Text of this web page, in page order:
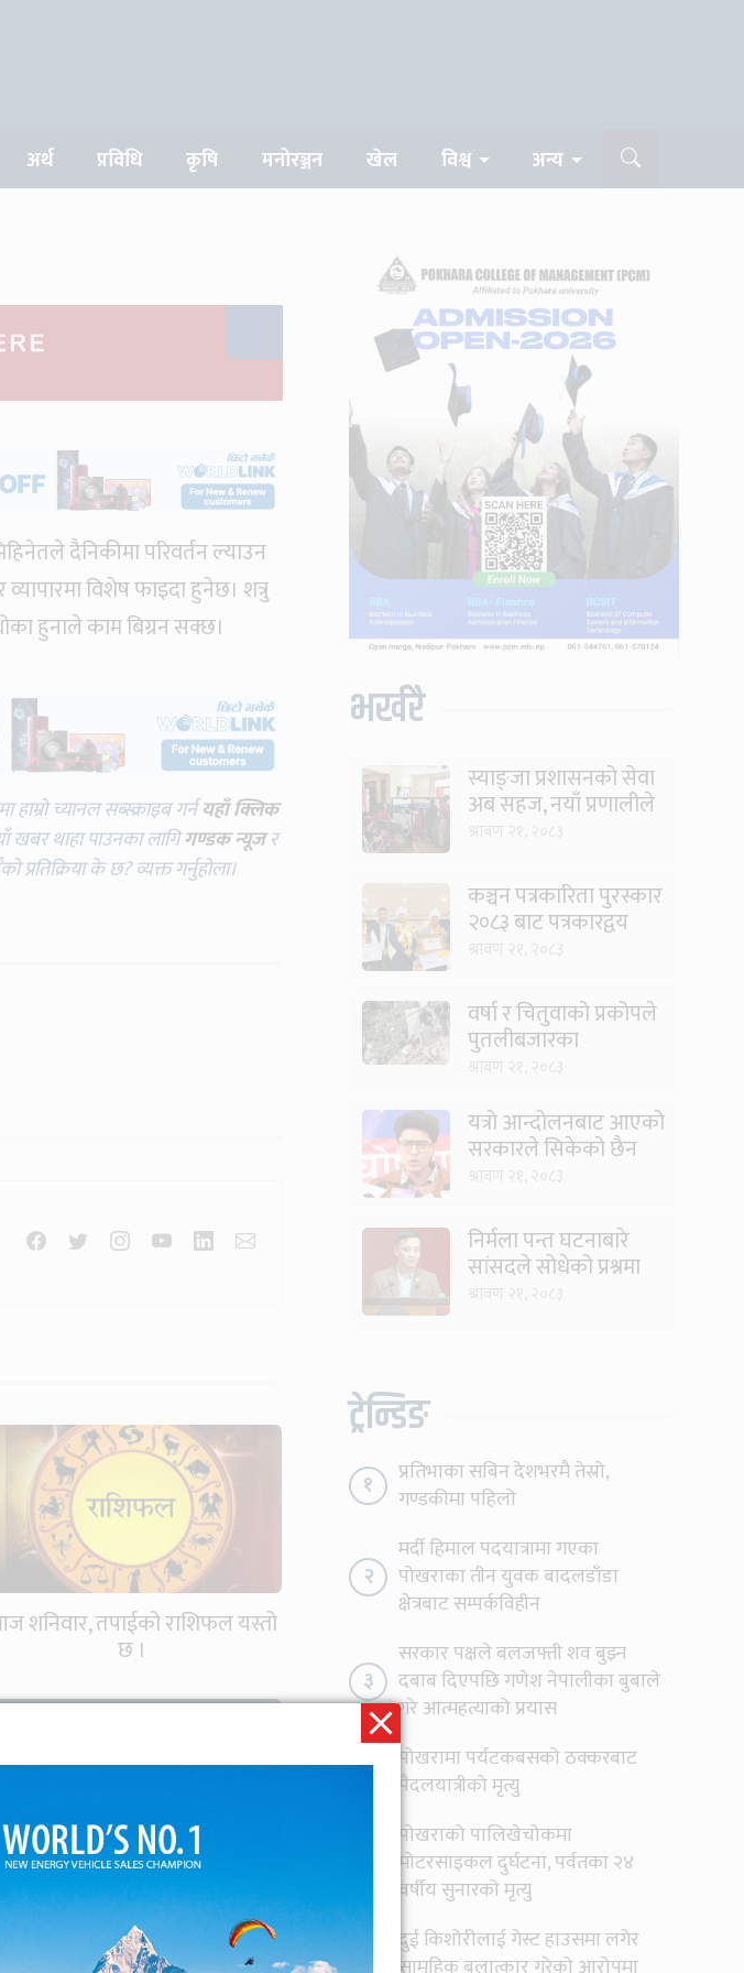
अर्थ प्रविधि कृषि मनोरञ्जन खेल विश्व अन्य
दैनिकीमा परिवर्तन ल्याउन
विशेष फाइदा हुनेछ। शत्रु
हुनाले काम बिग्रन सक्छ।
च्यानल सब्स्क्राइब गर्नयहाँ क्लिक
खबर थाहा पाउनका लागिगण्डक न्यूजर
प्रतिक्रिया के छ? व्यक्त गर्नुहोला।
शनिवार, तपाईको राशिफल यस्तो
छ ।
भर्खरै
स्याङ्जा प्रशासनको सेवा
अब सहज, नयाँ प्रणालीले
कञ्चन पत्रकारिता पुरस्कार
२०८३ बाट पत्रकारद्वय
वर्षा र चितुवाको प्रकोपले
पुतलीबजारका
यत्रो आन्दोलनबाट आएको
सरकारले सिकेको छैन
भएन ?: मिराज ढुंगाना
निर्मला पन्त घटनाबारे
सांसदले सोधेको प्रश्नमा
ट्रेन्डिङ
१
प्रतिभाका सबिन देशभरमै तेस्रो,
गण्डकीमा पहिलो
२
मर्दी हिमाल पदयात्रामा गएका
पोखराका तीन युवक बादलडाँडा
क्षेत्रबाट सम्पर्कविहीन
३
सरकार पक्षले बलजफ्ती शव बुझ्न
दबाब दिएपछि गणेश नेपालीका बुबाले
गरे आत्महत्याको प्रयास
४
पोखरामा पर्यटकबसको ठक्करबाट
पैदलयात्रीको मृत्यु
पोखराको पालिखेचोकमा
मोटरसाइकल दुर्घटना, पर्वतका २४
वर्षीय सुनारको मृत्यु
दुई किशोरीलाई गेस्ट हाउसमा लगेर